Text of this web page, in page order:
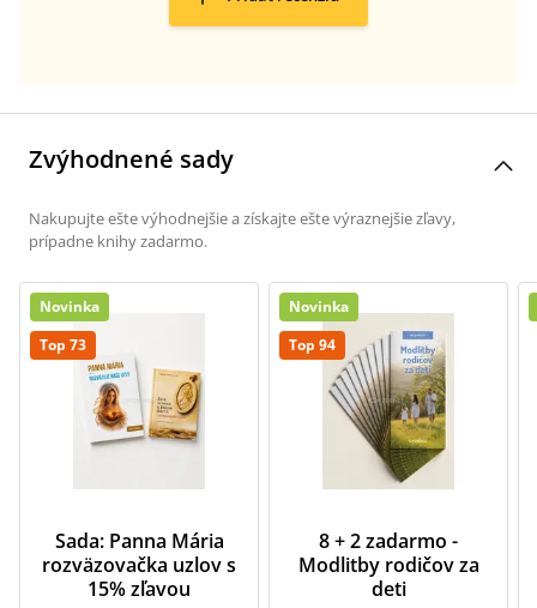
Zvýhodnené sady
Nakupujte ešte výhodnejšie a získajte ešte výraznejšie zľavy,
prípadne knihy zadarmo.
Novinka
Top 73
Sada: Panna Mária
rozväzovačka uzlov s
15% zľavou
Novinka
Top 94
8 + 2 zadarmo -
Modlitby rodičov za
deti